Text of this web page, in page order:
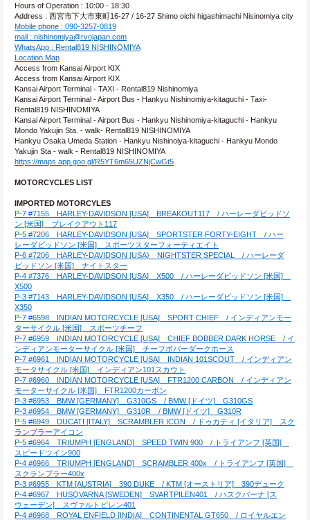
Hours of Operation : 10:00 - 18:30
Address : 西宮市下大市東町16-27 / 16-27 Shimo oichi higashimachi Nisinomiya city
Mobile phone : 090-3257-0819
mail : nishinomiya@rvojapan.com
WhatsApp : Rental819 NISHINOMIYA
Location Map
Access from Kansai Airport KIX
Access from Kansai Airport KIX
Kansai Airport Terminal - TAXI - Rental819 Nishinomiya
Kansai Airport Terminal - Airport Bus - Hankyu Nishinomiya-kitaguchi - Taxi-
Rental819 NISHINOMIYA
Kansai Airport Terminal - Airport Bus - Hankyu Nishinomiya-kitaguchi - Hankyu
Mondo Yakujin Sta. - walk- Rental819 NISHINOMIYA
Hankyu Osaka Umeda Station - Hankyu Nishinoiya-kitaguchi - Hankyu Mondo
Yakujin Sta - walk - Rental819 NISHINOMIYA
https://maps.app.goo.gl/R5YT6m65UZNjCwGt5
MOTORCYCLES LIST
IMPORTED MOTORCYLES
P-7 #7155　HARLEY-DAVIDSON [USA]　BREAKOUT117　/ ハーレーダビッドソ
ン [米国]　ブレイクアウト117
P-5 #7206　HARLEY-DAVIDSON [USA]　SPORTSTER FORTY-EIGHT　/ ハー
レーダビッドソン [米国]　スポーツスターフォーティエイト
P-6 #7206　HARLEY-DAVIDSON [USA}　NIGHTSTER SPECIAL　/ ハーレーダ
ビッドソン [米国]　ナイトスター
P-4 #7376　HARLEY-DAVIDSON [USA]　X500　/ ハーレーダビッドソン [米国]
X500
P-3 #7143　HARLEY-DAVIDSON [USA]　X350　/ ハーレーダビッドソン [米国]
X350
P-7 #6598　INDIAN MOTORCYCLE [USA]　SPORT CHIEF　/ インディアンモー
ターサイクル [米国]　スポーツチーフ
P-7 #6959　INDIAN MOTORCYCLE [USA]　CHIEF BOBBER DARK HORSE　/ イ
ンディアンモーターサイクル [米国]　チーフボバーダークホース
P-7 #6961　INDIAN MOTORCYCLE [USA]　INDIAN 101SCOUT　/ インディアン
モータサイクル [米国]　インディアン101スカウト
P-7 #6960　INDIAN MOTORCYCLE [USA]　FTR1200 CARBON　/ インディアン
モーターサイクル [米国]　FTR1200カーボン
P-3 #6953　BMW [GERMANY]　G310GS　/ BMW [ドイツ]　G310GS
P-3 #6954　BMW [GERMANY]　G310R　/ BMW [ドイツ]　G310R
P-5 #6949　DUCATI [ITALY]　SCRAMBLER ICON　/ ドゥカティ [イタリア]　スク
ランブラーアイコン
P-5 #6964　TRIUMPH [ENGLAND]　SPEED TWIN 900　/ トライアンフ [英国]
スピードツイン900
P-4 #6966　TRIUMPH [ENGLAND]　SCRAMBLER 400x　/ トライアンフ [英国]
スクランブラー400x
P-3 #6955　KTM [AUSTRIA]　390 DUKE　/ KTM [オーストリア]　390デューク
P-4 #6967　HUSQVARNA [SWEDEN]　SVARTPILEN401　/ ハスクバーナ [ス
ウェーデン]　スヴァルトピレン401
P-4 #6968　ROYAL ENFIELD [INDIA]　CONTINENTAL GT650　/ ロイヤルエン